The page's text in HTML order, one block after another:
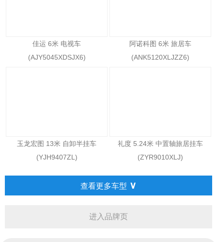
佳运 6米 电视车
(AJY5045XDSJX6)
阿诺科图 6米 旅居车
(ANK5120XLJZZ6)
玉龙宏图 13米 自卸半挂车
(YJH9407ZL)
礼度 5.24米 中置轴旅居挂车
(ZYR9010XLJ)
查看更多车型 ∨
进入品牌页